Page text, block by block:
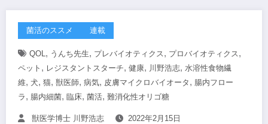
菌活のススメ 連載
QOL, うんち先生, プレバイオティクス, プロバイオティクス,
ペット , レジスタントスターチ, 健康, 川野浩志, 水溶性食物繊
維, 犬, 猫, 獣医師, 病気, 皮膚マイクロバイオータ , 腸内フロー
ラ , 腸内細菌, 臨床, 菌活, 難消化性オリゴ糖
獣医学博士 川野浩志 2022年2月15日